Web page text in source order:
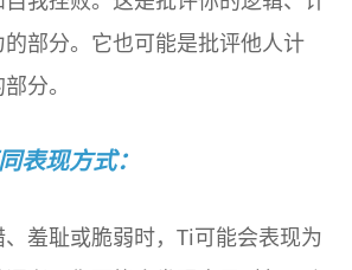
部分。它也可能是批评他人计
分。
表现方式：
羞耻或脆弱时，Ti可能会表现为